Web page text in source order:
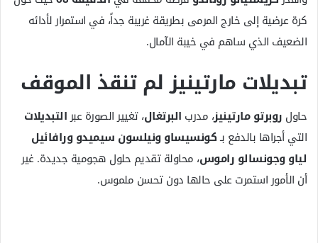
كرة عرضية إلى خارج المرمى بطريقة غريبة جداً، في استمرار لأدائه
الضعيف الذي ساهم في خيبة الآمال.
تبديلات مارتينيز لم تنقذ الموقف
حاول روبرتو مارتينيز، مدرب البرتغال، تغيير الصورة عبرالتبديلات
التي أجراها بالدفع بـكونسيساو ونيلسون سيميدو ورافائيل
لياو وجونسالو راموس، محاولة تقديم حلول هجومية جديدة. غير
أن الأمور استمرت على حالها دون تحسن ملموس.